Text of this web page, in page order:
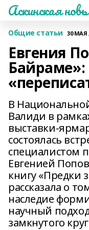
Аскинская новь
Общие статьи 30 МАЯ
Евгения
В
Валиди в
выставки-
состоялась
специалистом
Евгенией
книгу «Предки
рассказала о
наследие
научный
замкнутого